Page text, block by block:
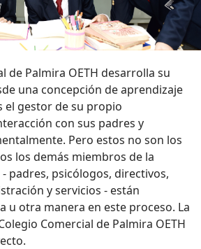
de Palmira OETH desarrolla su
una concepción de aprendizaje
el gestor de su propio
con sus padres y
Pero estos no son los
los demás miembros de la
padres, psicólogos, directivos,
y servicios - están
u otra manera en este proceso. La
Comercial de Palmira OETH